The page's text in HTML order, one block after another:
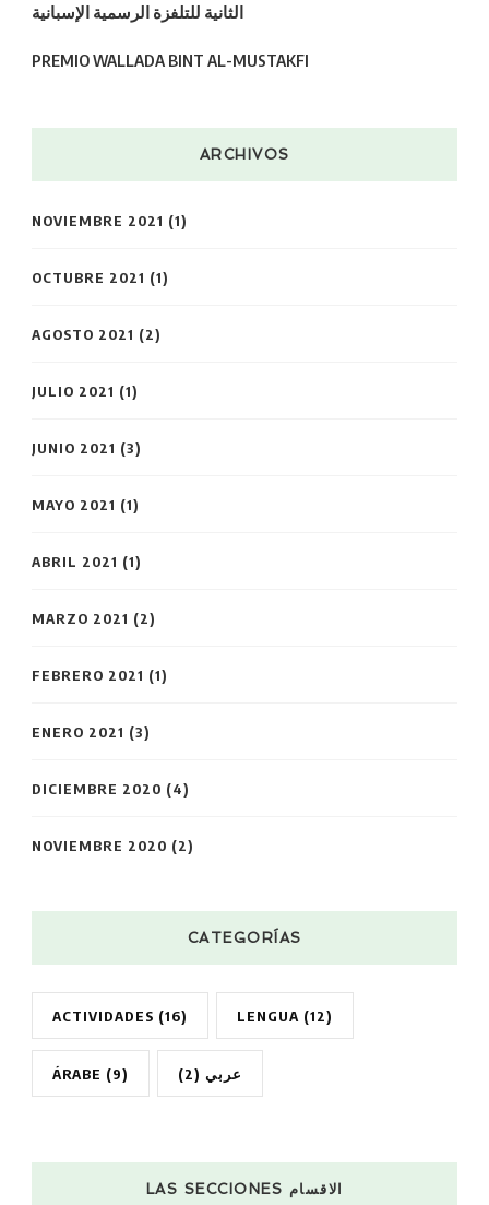
الثانية للتلفزة الرسمية الإسبانية
PREMIO WALLADA BINT AL-MUSTAKFI
ARCHIVOS
NOVIEMBRE 2021 (1)
OCTUBRE 2021 (1)
AGOSTO 2021 (2)
JULIO 2021 (1)
JUNIO 2021 (3)
MAYO 2021 (1)
ABRIL 2021 (1)
MARZO 2021 (2)
FEBRERO 2021 (1)
ENERO 2021 (3)
DICIEMBRE 2020 (4)
NOVIEMBRE 2020 (2)
CATEGORÍAS
ACTIVIDADES (16) LENGUA (12)
ÁRABE (9) عربي (2)
LAS SECCIONES الاقسام